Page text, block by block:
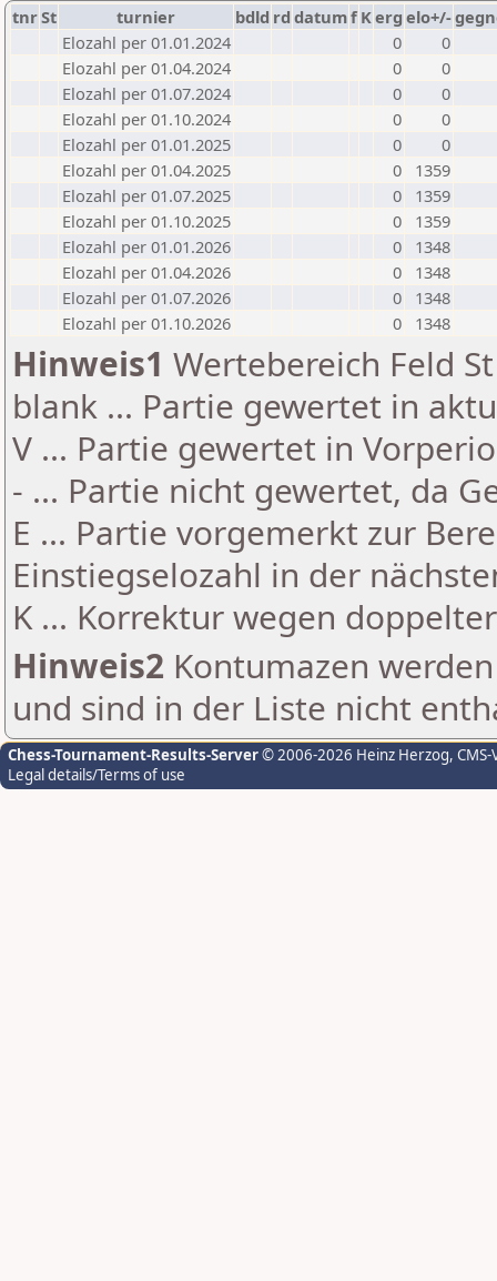
tnrSt turnier bdld rd datumf Kerg elo+/-
Elozahl per 01.01.2024
0
0
Elozahl per 01.04.2024
0
0
Elozahl per 01.07.2024
0
0
Elozahl per 01.10.2024
0
0
Elozahl per 01.01.2025
0
0
Elozahl per 01.04.2025
0
1359
Elozahl per 01.07.2025
0
1359
Elozahl per 01.10.2025
0
1359
Elozahl per 01.01.2026
0
1348
Elozahl per 01.04.2026
0
1348
Elozahl per 01.07.2026
0
1348
Elozahl per 01.10.2026
0 1348
Hinweis1 Wertebereich Feld
blank ... Partie gewertet in
V ... Partie gewertet in
- ... Partie nicht gewertet, da
E ... Partie vorgemerkt zur
Einstiegselozahl in der
K ... Korrektur wegen
Hinweis2 Kontumazen
und sind in der Liste nicht
Chess-Tournament-Results-Server© 2006-2026 Heinz Herzog,
Legal details/Terms of use